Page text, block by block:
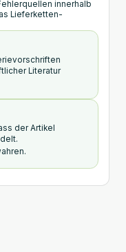
innerhalb
Lieferketten-
Literatur
der Artikel